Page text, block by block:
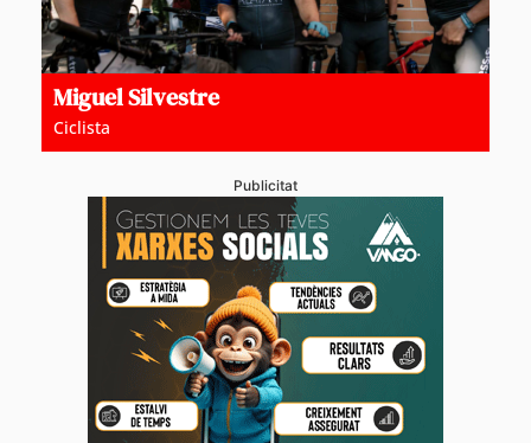
Miguel Silvestre
Ciclista
Publicitat